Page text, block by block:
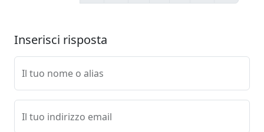
Inserisci risposta
Il tuo nome o alias
Il tuo indirizzo email